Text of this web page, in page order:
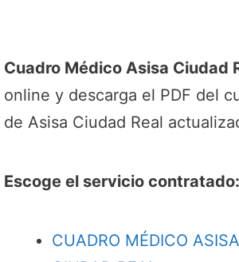
Cuadro Médico Asisa Ciudad
online y descarga el PDF del
de Asisa Ciudad Real
Escoge el servicio contratado:
CUADRO MÉDICO